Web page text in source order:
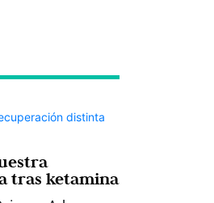
tras ketamina